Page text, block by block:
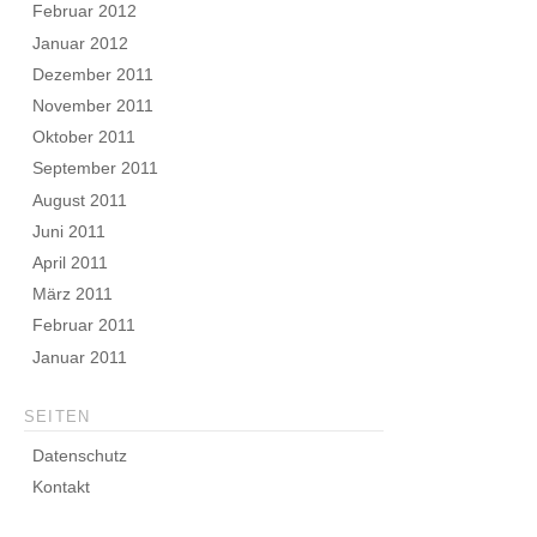
Februar 2012
Januar 2012
Dezember 2011
November 2011
Oktober 2011
September 2011
August 2011
Juni 2011
April 2011
März 2011
Februar 2011
Januar 2011
SEITEN
Datenschutz
Kontakt